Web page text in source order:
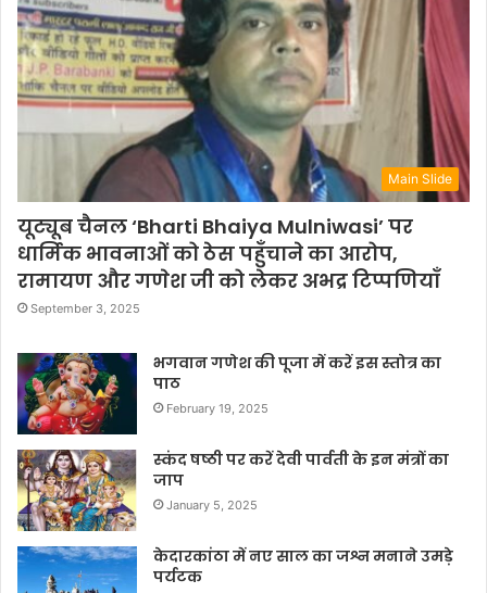
Main Slide
यूट्यूब चैनल ‘Bharti Bhaiya Mulniwasi’ पर
धार्मिक भावनाओं को ठेस पहुँचाने का आरोप,
रामायण और गणेश जी को लेकर अभद्र टिप्पणियाँ
September 3, 2025
भगवान गणेश की पूजा में करें इस स्तोत्र का
पाठ
February 19, 2025
स्कंद षष्ठी पर करें देवी पार्वती के इन मंत्रों का
जाप
January 5, 2025
केदारकांठा में नए साल का जश्न मनाने उमड़े
पर्यटक